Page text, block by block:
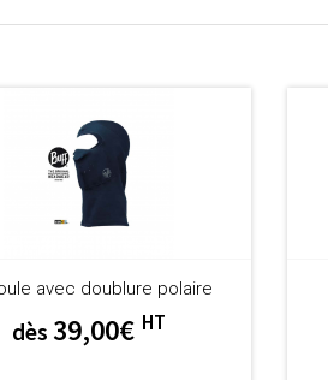
avec doublure polaire
dès 39,00€ HT